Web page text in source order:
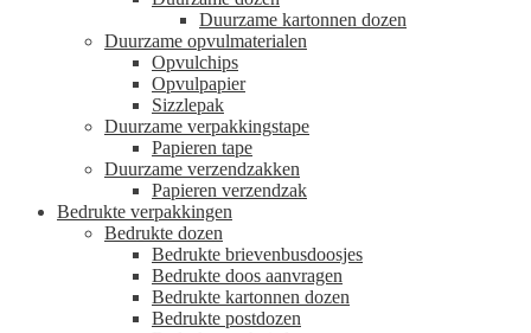
Duurzame kartonnen dozen
Duurzame opvulmaterialen
Opvulchips
Opvulpapier
Sizzlepak
Duurzame verpakkingstape
Papieren tape
Duurzame verzendzakken
Papieren verzendzak
Bedrukte verpakkingen
Bedrukte dozen
Bedrukte brievenbusdoosjes
Bedrukte doos aanvragen
Bedrukte kartonnen dozen
Bedrukte postdozen